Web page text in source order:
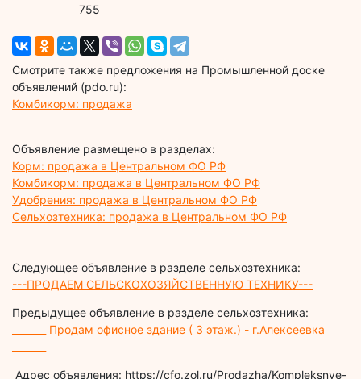
755
Смотрите также предложения на Промышленной доске
объявлений (pdo.ru):
Комбикорм: продажа
Объявление размещено в разделах:
Корм: продажа в Центральном ФО РФ
Комбикорм: продажа в Центральном ФО РФ
Удобрения: продажа в Центральном ФО РФ
Сельхозтехника: продажа в Центральном ФО РФ
Следующее объявление в разделе сельхозтехника:
---ПРОДАЕМ СЕЛЬСКОХОЗЯЙСТВЕННУЮ ТЕХНИКУ---
Предыдущее объявление в разделе сельхозтехника:
_______ Продам офисное здание ( 3 этаж.) - г.Алексеевка
Адрес объявления: https://cfo.zol.ru/Prodazha/Kompleksnye-